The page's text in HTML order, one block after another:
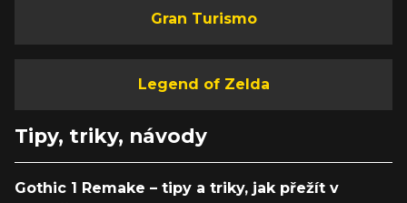
Gran Turismo
Legend of Zelda
Tipy, triky, návody
Gothic 1 Remake – tipy a triky, jak přežít v